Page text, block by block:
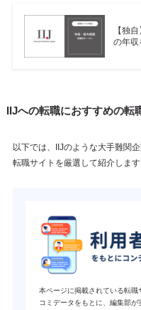
【独
の年収
IIJへの転職におすすめの転
以下では、IIJのような大手難関
転職サイトを厳選して紹介します
本ページに掲載されている転
コミデータをもとに、編集部